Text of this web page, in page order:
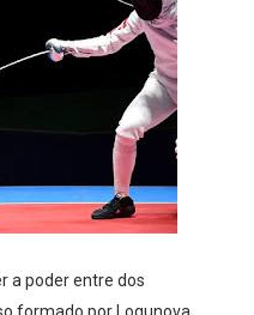
a poder entre dos